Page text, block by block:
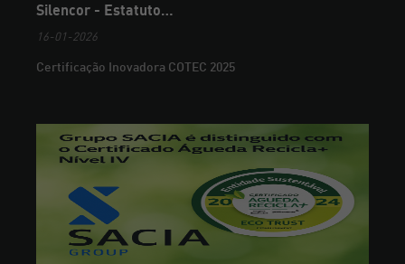
Silencor - Estatuto…
16-01-2026
Certificação Inovadora COTEC 2025